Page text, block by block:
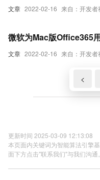
文章 2022-02-16 来自：开发者
文章 2022-02-16 来自：开发者
微软为Mac版Office365
<
更新时间 2025-03-09 12:13:08
本页面内关键词为智能算法引擎
面下方点击"联系我们"与我们沟通。